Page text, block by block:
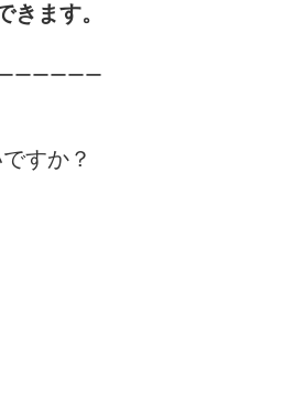
ます。
ーーーーー
すか？